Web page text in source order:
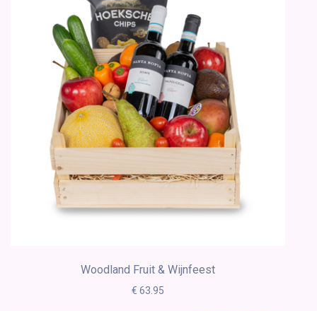
Woodland Fruit & Wijnfeest
€ 63.95